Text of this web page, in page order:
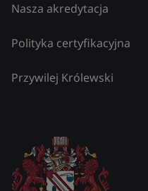
Nasza akredytacja
Polityka certyfikacyjna
Przywilej Królewski